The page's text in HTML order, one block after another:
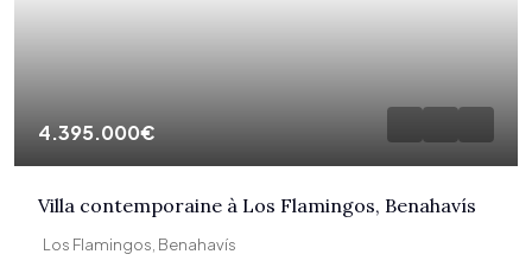
4.395.000€
Villa contemporaine à Los Flamingos, Benahavís
Los Flamingos, Benahavís